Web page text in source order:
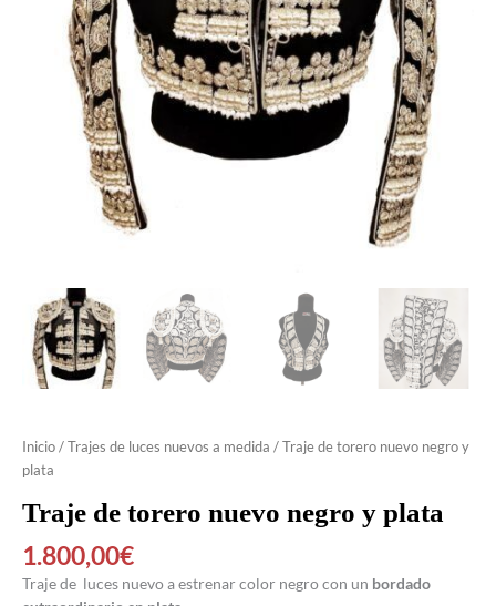
Inicio/Trajes de luces nuevos a medida / Traje de torero nuevo negro y
plata
Traje de torero nuevo negro y plata
1.800,00€
Traje de luces nuevo a estrenar color negro con un bordado